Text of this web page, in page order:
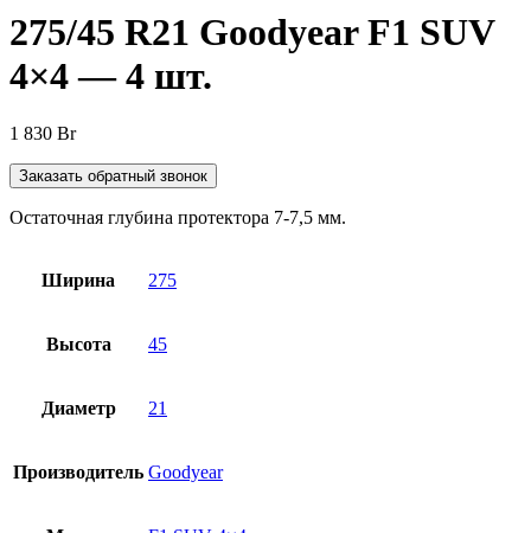
275/45 R21 Goodyear F1 SUV
4×4 — 4 шт.
1 830 Br
Заказать обратный звонок
Остаточная глубина протектора 7-7,5 мм.
Ширина 275
Высота 45
Диаметр 21
Производитель Goodyear